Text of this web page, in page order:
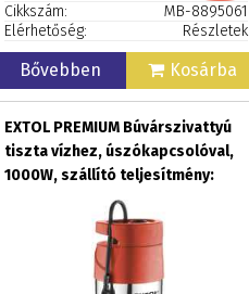
Cikkszám:
MB-8895061
Elérhetőség:
Részletek
Bővebben Kosárba
EXTOL PREMIUM Búvárszivattyú
tiszta vízhez, úszókapcsolóval,
1000W, szállító teljesítmény: